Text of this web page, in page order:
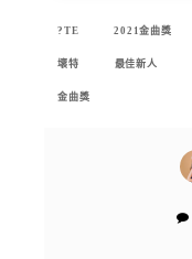
?TE 2021金曲獎
壞特 最佳新人
金曲獎